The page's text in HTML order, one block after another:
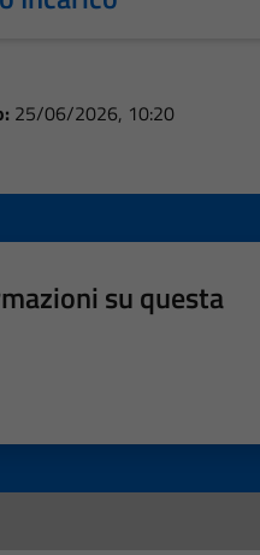
25/06/2026, 10:20
su questa